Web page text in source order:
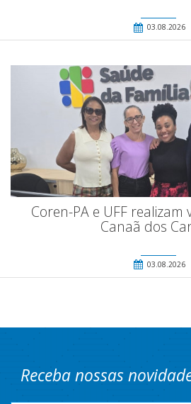
03.08.2026
Coren-PA e UFF realizam
Canaã dos
03.08.2026
Receba nossas